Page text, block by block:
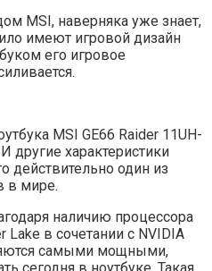
MSI, наверняка уже знает,
имеют игровой дизайн
его игровое
MSI GE66 Raider 11UH-
другие характеристики
действительно один из
в мире.
наличию процессора
Lake в сочетании с NVIDIA
самыми мощными,